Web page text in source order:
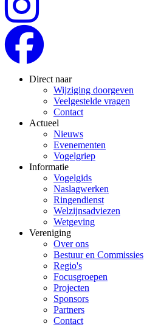
Direct naar
Wijziging doorgeven
Veelgestelde vragen
Contact
Actueel
Nieuws
Evenementen
Vogelgriep
Informatie
Vogelgids
Naslagwerken
Ringendienst
Welzijnsadviezen
Wetgeving
Vereniging
Over ons
Bestuur en Commissies
Regio's
Focusgroepen
Projecten
Sponsors
Partners
Contact